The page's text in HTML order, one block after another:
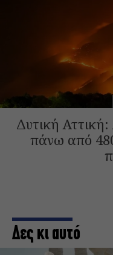
Δυτική
πάνω από
Δες κι αυτό